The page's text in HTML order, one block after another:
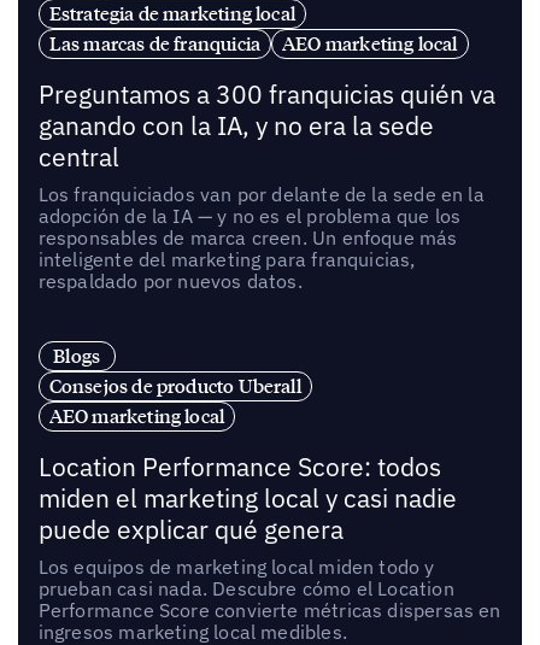
Estrategia de marketing local
Las marcas de franquicia
AEO marketing local
Preguntamos a 300 franquicias quién va
ganando con la IA, y no era la sede
central
Los franquiciados van por delante de la sede en la
adopción de la IA — y no es el problema que los
responsables de marca creen. Un enfoque más
inteligente del marketing para franquicias,
respaldado por nuevos datos.
Blogs
Consejos de producto Uberall
AEO marketing local
Location Performance Score: todos
miden el marketing local y casi nadie
puede explicar qué genera
Los equipos de marketing local miden todo y
prueban casi nada. Descubre cómo el Location
Performance Score convierte métricas dispersas en
ingresos marketing local medibles.